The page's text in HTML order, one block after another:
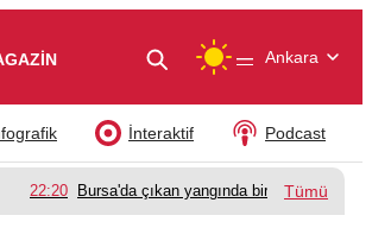
— Ankara
Podcast
İnteraktif
22:20 Bursa'da çıkan yangında bir babanın acı
Tümü